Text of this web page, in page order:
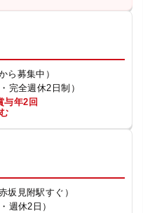
ら募集中）
完全週休2日制）
与年2回
坂見附駅すぐ）
週休2日）